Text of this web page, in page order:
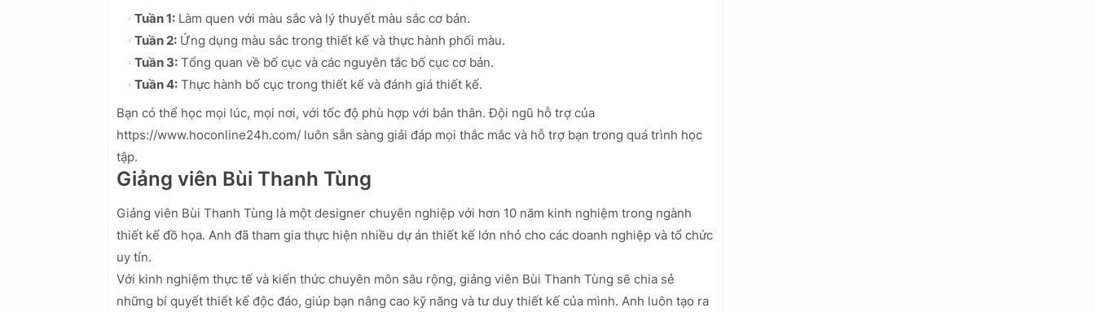
Tuần 1: Làm quen với màu sắc và lý thuyết màu sắc cơ bản.
Tuần 2: Ứng dụng màu sắc trong thiết kế và thực hành phối màu.
Tuần 3: Tổng quan về bố cục và các nguyên tắc bố cục cơ bản.
Tuần 4: Thực hành bố cục trong thiết kế và đánh giá thiết kế.
Bạn có thể học mọi lúc, mọi nơi, với tốc độ phù hợp với bản thân. Đội ngũ hỗ trợ của
https://www.hoconline24h.com/ luôn sẵn sàng giải đáp mọi thắc mắc và hỗ trợ bạn trong quá trình học
tập.
Giảng viên Bùi Thanh Tùng
Giảng viên Bùi Thanh Tùng là một designer chuyên nghiệp với hơn 10 năm kinh nghiệm trong ngành
thiết kế đồ họa. Anh đã tham gia thực hiện nhiều dự án thiết kế lớn nhỏ cho các doanh nghiệp và tổ chức
uy tín.
Với kinh nghiệm thực tế và kiến thức chuyên môn sâu rộng, giảng viên Bùi Thanh Tùng sẽ chia sẻ
những bí quyết thiết kế độc đáo, giúp bạn nâng cao kỹ năng và tư duy thiết kế của mình. Anh luôn tạo ra